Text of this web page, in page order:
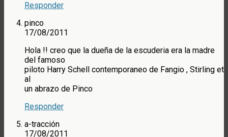
Responder
pinco
17/08/2011
Hola !! creo que la dueña de la escuderia era la madre
del famoso
piloto Harry Schell contemporaneo de Fangio , Stirling et
al
un abrazo de Pinco
Responder
a-tracción
17/08/2011